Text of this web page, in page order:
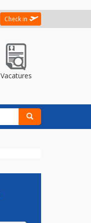
Check in
Vacatures